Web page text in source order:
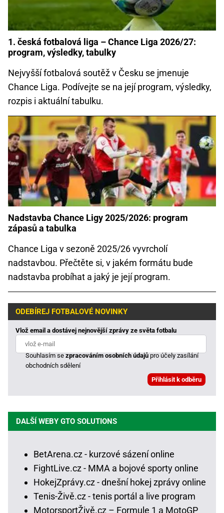
1. česká fotbalová liga – Chance Liga 2026/27:
program, výsledky, tabulky
Nejvyšší fotbalová soutěž v Česku se jmenuje
Chance Liga. Podívejte se na její program, výsledky,
rozpis i aktuální tabulku.
Nadstavba Chance Ligy 2025/2026: program
zápasů a tabulka
Chance Liga v sezoně 2025/26 vyvrcholí
nadstavbou. Přečtěte si, v jakém formátu bude
nadstavba probíhat a jaký je její program.
ODEBÍREJ FOTBALOVÉ NOVINKY
Vlož email a dostávej nejnovější zprávy ze světa fotbalu
Souhlasím sezpracováním osobních údajůpro účely zasílání
obchodních sdělení
DALŠÍ WEBY GTO SOLUTIONS
BetArena.cz - kurzové sázení online
FightLive.cz - MMA a bojové sporty online
HokejZprávy.cz - dnešní hokej zprávy online
Tenis-Živě.cz - tenis portál a live program
MotorsportŽivě.cz – Formule 1 a MotoGP